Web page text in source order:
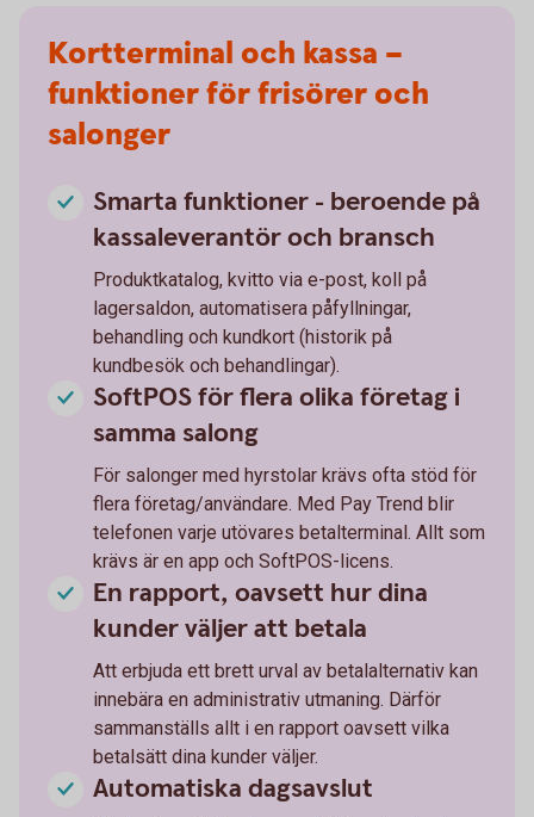
Kortterminal och kassa –
funktioner för frisörer och
salonger
Smarta funktioner - beroende på
kassaleverantör och bransch
Produktkatalog, kvitto via e-post, koll på
lagersaldon, automatisera påfyllningar,
behandling och kundkort (historik på
kundbesök och behandlingar).
SoftPOS för flera olika företag i
samma salong
För salonger med hyrstolar krävs ofta stöd för
flera företag/användare. Med Pay Trend blir
telefonen varje utövares betalterminal. Allt som
krävs är en app och SoftPOS-licens.
En rapport, oavsett hur dina
kunder väljer att betala
Att erbjuda ett brett urval av betalalternativ kan
innebära en administrativ utmaning. Därför
sammanställs allt i en rapport oavsett vilka
betalsätt dina kunder väljer.
Automatiska dagsavslut